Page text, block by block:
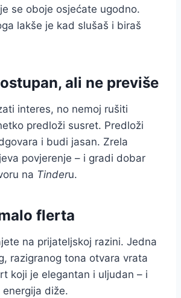
se oboje osjećate ugodno.
lakše je kad slušaš i biraš
ali ne previše
interes, no nemoj rušiti
predloži susret. Predloži
i budi jasan. Zrela
povjerenje – i gradi dobar
na Tinderu.
flerta
na prijateljskoj razini. Jedna
razigranog tona otvara vrata
koji je elegantan i uljudan – i
diže.